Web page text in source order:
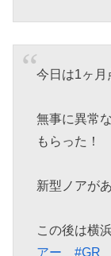
今日は1ヶ月
無事に異常
もらった！
新型ノアが
この後は横
アー
#GR